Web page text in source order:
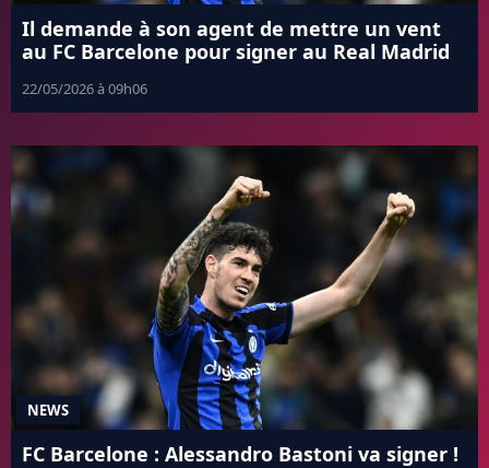
Il demande à son agent de mettre un vent
au FC Barcelone pour signer au Real Madrid
22/05/2026 à 09h06
NEWS
FC Barcelone : Alessandro Bastoni va signer !